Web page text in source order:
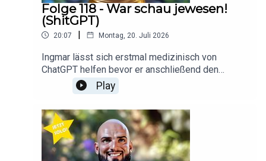
Folge 118 - War schau jewesen!
(ShitGPT)
20:07 | Montag, 20. Juli 2026
Ingmar lässt sich erstmal medizinisch von
ChatGPT helfen bevor er anschließend den
Warschau-Trip mit seinen Jungs Revue passieren
lässt. Für euch - und für Mutti!
Play